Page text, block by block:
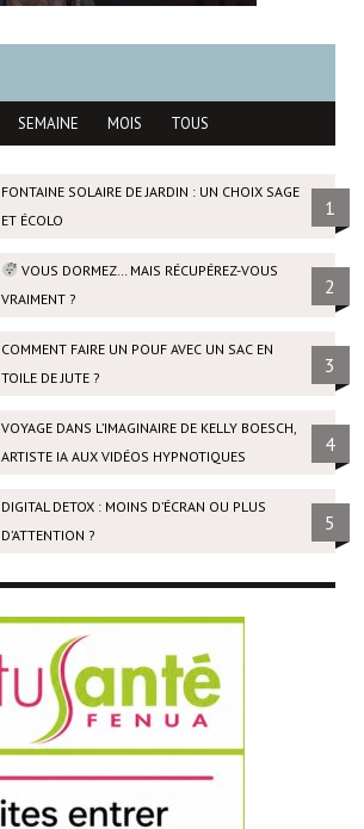
SEMAINE MOIS TOUS
FONTAINE SOLAIRE DE JARDIN : UN CHOIX SAGE
ET ÉCOLO
1
VOUS DORMEZ… MAIS RÉCUPÉREZ-VOUS
VRAIMENT ?
2
COMMENT FAIRE UN POUF AVEC UN SAC EN
TOILE DE JUTE ?
3
VOYAGE DANS L’IMAGINAIRE DE KELLY BOESCH,
ARTISTE IA AUX VIDÉOS HYPNOTIQUES
4
DIGITAL DETOX : MOINS D’ÉCRAN OU PLUS
D’ATTENTION ?
5